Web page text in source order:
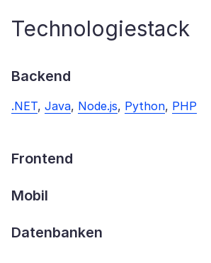
Technologiestack
Backend
.NET, Java, Node.js, Python, PHP
Frontend
Mobil
Datenbanken